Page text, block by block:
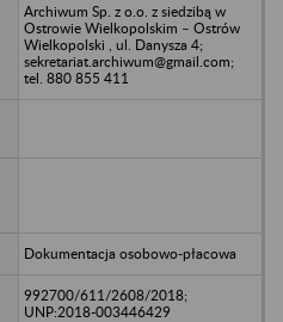
Archiwum Sp. z o.o. z siedzibą w
Ostrowie Wielkopolskim – Ostrów
Wielkopolski , ul. Danysza 4;
sekretariat.archiwum@gmail.com;
tel. 880 855 411
Dokumentacja osobowo-płacowa
992700/611/2608/2018;
UNP:2018-003446429